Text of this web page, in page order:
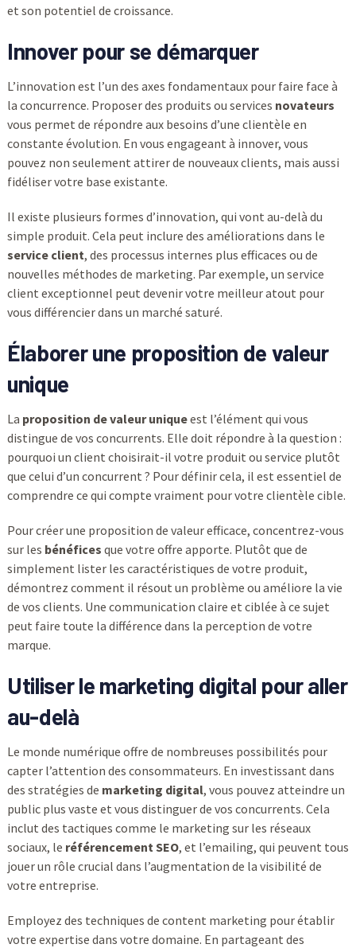
et son potentiel de croissance.
Innover pour se démarquer
L’innovation est l’un des axes fondamentaux pour faire face à
la concurrence. Proposer des produits ou services novateurs
vous permet de répondre aux besoins d’une clientèle en
constante évolution. En vous engageant à innover, vous
pouvez non seulement attirer de nouveaux clients, mais aussi
fidéliser votre base existante.
Il existe plusieurs formes d’innovation, qui vont au-delà du
simple produit. Cela peut inclure des améliorations dans le
service client, des processus internes plus efficaces ou de
nouvelles méthodes de marketing. Par exemple, un service
client exceptionnel peut devenir votre meilleur atout pour
vous différencier dans un marché saturé.
Élaborer une proposition de valeur
unique
La proposition de valeur uniqueest l’élément qui vous
distingue de vos concurrents. Elle doit répondre à la question :
pourquoi un client choisirait-il votre produit ou service plutôt
que celui d’un concurrent ? Pour définir cela, il est essentiel de
comprendre ce qui compte vraiment pour votre clientèle cible.
Pour créer une proposition de valeur efficace, concentrez-vous
sur les bénéfices que votre offre apporte. Plutôt que de
simplement lister les caractéristiques de votre produit,
démontrez comment il résout un problème ou améliore la vie
de vos clients. Une communication claire et ciblée à ce sujet
peut faire toute la différence dans la perception de votre
marque.
Utiliser le marketing digital pour aller
au-delà
Le monde numérique offre de nombreuses possibilités pour
capter l’attention des consommateurs. En investissant dans
des stratégies de marketing digital, vous pouvez atteindre un
public plus vaste et vous distinguer de vos concurrents. Cela
inclut des tactiques comme le marketing sur les réseaux
sociaux, le référencement SEO, et l’emailing, qui peuvent tous
jouer un rôle crucial dans l’augmentation de la visibilité de
votre entreprise.
Employez des techniques de content marketing pour établir
votre expertise dans votre domaine. En partageant des